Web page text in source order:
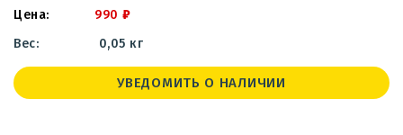
990 ₽
0,05 кг
УВЕДОМИТЬ О НАЛИЧИИ